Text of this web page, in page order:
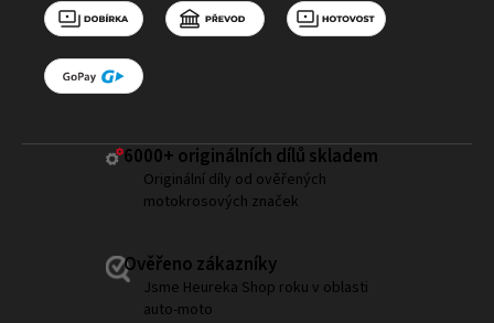
6000+ ​originálních dílů skladem
Originální díly od ověřených
motokrosových značek
Ověřeno zákazníky
Jsme Heureka Shop roku v oblasti
auto-moto